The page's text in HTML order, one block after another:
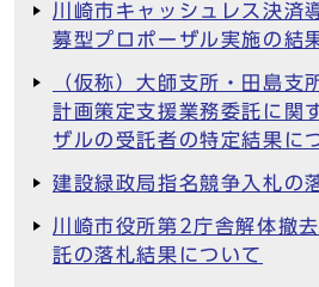
川崎市キャッシュレス決済
募型プロポーザル実施の結
（仮称）大師支所・田島支
計画策定支援業務委託に関
ザルの受託者の特定結果に
建設緑政局指名競争入札の
川崎市役所第2庁舎解体撤
託の落札結果について